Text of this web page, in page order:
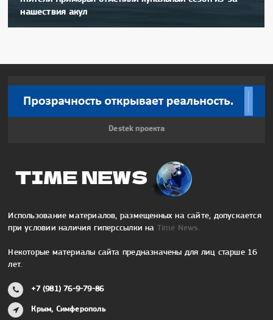
нашествия акул
Destek проекта
Использование материалов, размещенных на сайте, допускается
при условии наличия гиперссылки на Time News.
Некоторые материалы сайта предназначены для лиц старше 16
лет.
+7 (981) 76-9-79-86
Крым, Симферополь